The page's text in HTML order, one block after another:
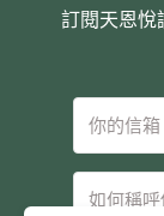
訂閱天恩悅